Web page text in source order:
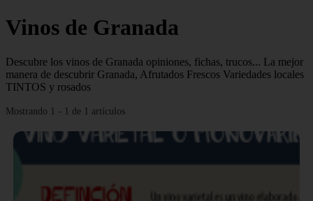
Vinos de Granada
Descubre los vinos de Granada opiniones, fichas, trucos... La mejor
manera de descubrir Granada, Afrutados Frescos Variedades locales
TINTOS y rosados
Mostrando 1 - 1 de 1 artículos